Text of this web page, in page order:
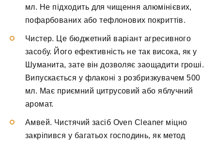
мл. Не підходить для чищення алюмінієвих,
пофарбованих або тефлонових покриттів.
Чистер. Це бюджетний варіант агресивного
засобу. Його ефективність не так висока, як у
Шуманита, зате він дозволяє заощадити гроші.
Випускається у флаконі з розбризкувачем 500
мл. Має приємний цитрусовий або яблучний
аромат.
Амвей. Чистячий засіб Oven Cleaner міцно
закріпився у багатьох господинь, як метод